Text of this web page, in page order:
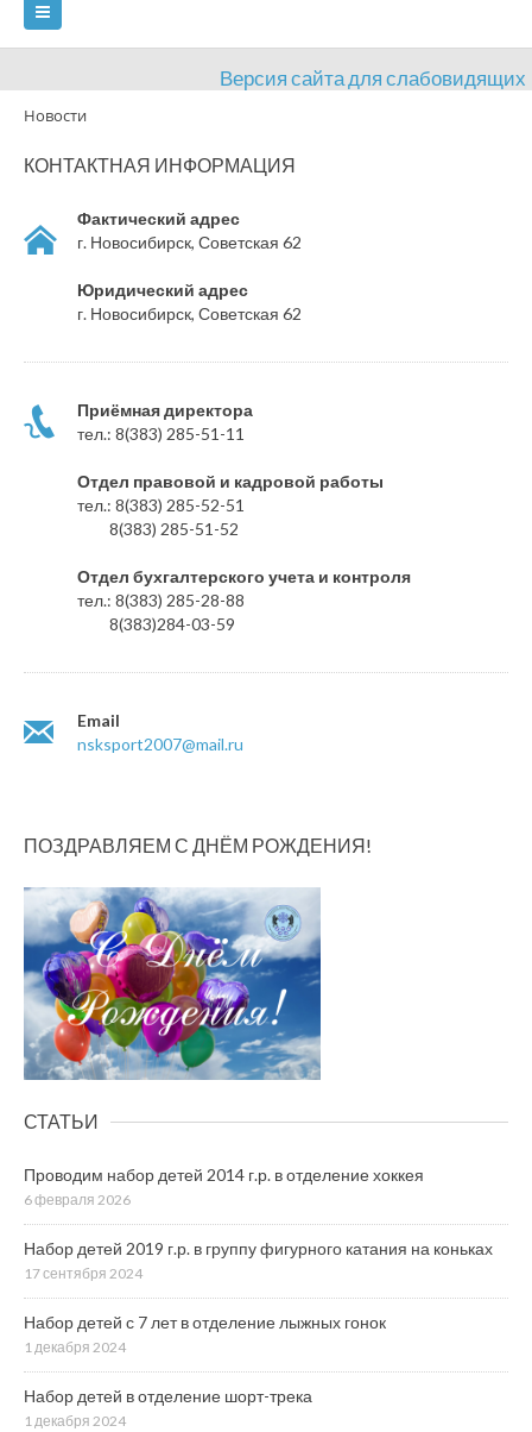
Версия сайта для слабовидящих
ВИДЫ СПОРТА АНТИДОПИНГ
ОБЪЕКТЫ ДОКУМЕНТЫ
Новости
КОНТАКТНАЯ ИНФОРМАЦИЯ
Фактический адрес
г. Новосибирск, Советская 62
Юридический адрес
г. Новосибирск, Советская 62
Приёмная директора
тел.: 8(383) 285-51-11
Отдел правовой и кадровой работы
тел.: 8(383) 285-52-51
8(383) 285-51-52
Отдел бухгалтерского учета и контроля
тел.: 8(383) 285-28-88
8(383)284-03-59
Email
nsksport2007@mail.ru
ПОЗДРАВЛЯЕМ С ДНЁМ РОЖДЕНИЯ!
СТАТЬИ
Проводим набор детей 2014 г.р. в отделение хоккея
6 февраля 2026
Набор детей 2019 г.р. в группу фигурного катания на коньках
17 сентября 2024
Набор детей с 7 лет в отделение лыжных гонок
1 декабря 2024
Набор детей в отделение шорт-трека
1 декабря 2024